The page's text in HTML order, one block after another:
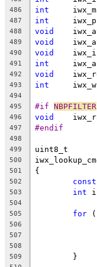
486 int
487 int
488 void
489 void
490 void
491 int
492 void
493 int
494
495
#if NBPFILTER
496 void
497 #endif
498
499
uint8_t
500
501 {
502 const
503 int
504
505
for
506
507
508
509
	}